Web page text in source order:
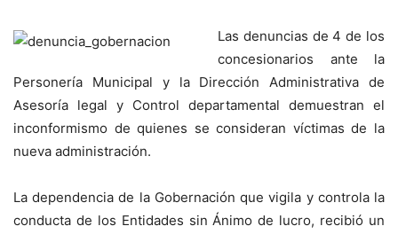
Las denuncias de 4 de los
concesionarios ante la
Personería Municipal y la Dirección Administrativa de
Asesoría legal y Control departamental demuestran el
inconformismo de quienes se consideran víctimas de la
nueva administración.
La dependencia de la Gobernación que vigila y controla la
conducta de los Entidades sin Ánimo de lucro, recibió un